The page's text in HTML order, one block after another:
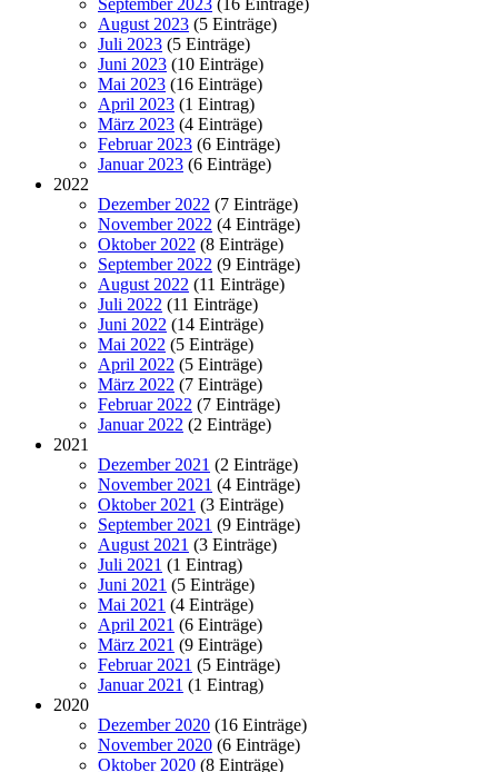
September 2023 (16 Einträge)
August 2023 (5 Einträge)
Juli 2023 (5 Einträge)
Juni 2023 (10 Einträge)
Mai 2023 (16 Einträge)
April 2023 (1 Eintrag)
März 2023 (4 Einträge)
Februar 2023 (6 Einträge)
Januar 2023 (6 Einträge)
2022
Dezember 2022 (7 Einträge)
November 2022 (4 Einträge)
Oktober 2022 (8 Einträge)
September 2022 (9 Einträge)
August 2022 (11 Einträge)
Juli 2022 (11 Einträge)
Juni 2022 (14 Einträge)
Mai 2022 (5 Einträge)
April 2022 (5 Einträge)
März 2022 (7 Einträge)
Februar 2022 (7 Einträge)
Januar 2022 (2 Einträge)
2021
Dezember 2021 (2 Einträge)
November 2021 (4 Einträge)
Oktober 2021 (3 Einträge)
September 2021 (9 Einträge)
August 2021 (3 Einträge)
Juli 2021 (1 Eintrag)
Juni 2021 (5 Einträge)
Mai 2021 (4 Einträge)
April 2021 (6 Einträge)
März 2021 (9 Einträge)
Februar 2021 (5 Einträge)
Januar 2021 (1 Eintrag)
2020
Dezember 2020 (16 Einträge)
November 2020 (6 Einträge)
Oktober 2020 (8 Einträge)